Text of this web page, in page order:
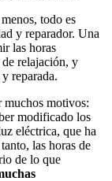
todo es
y reparador. Una
las horas
de relajación, y
reparada.
muchos motivos:
modificado los
eléctrica, que ha
las horas de
de lo que